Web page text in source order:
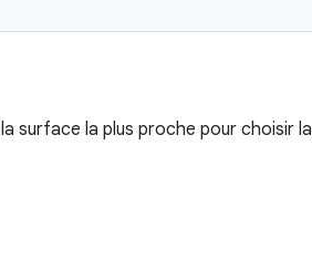
surface la plus proche pour choisir la